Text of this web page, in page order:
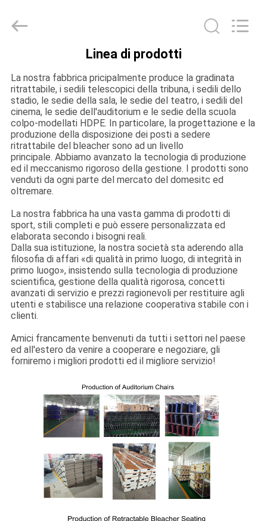
PRODOTTI
CIRCA
NOI
GIRO
DELLA
FABBRICA
CONTROLLO
DI
QUALITÀ
CONTATTICI
RICHIEDA
UNA
CITAZIONE
Chongqing
Reserved.
Linea di prodotti
La nostra fabbrica pricipalmente produce la gradinata
ritrattabile, i sedili telescopici della tribuna, i sedili dello
stadio, le sedie della sala, le sedie del teatro, i sedili del
cinema, le sedie dell'auditorium e le sedie della scuola
colpo-modellati HDPE. In particolare, la progettazione e la
produzione della disposizione dei posti a sedere
ritrattabile del bleacher sono ad un livello
principale. Abbiamo avanzato la tecnologia di produzione
ed il meccanismo rigoroso della gestione. I prodotti sono
venduti da ogni parte del mercato del domesitc ed
oltremare.
La nostra fabbrica ha una vasta gamma di prodotti di
sport, stili completi e può essere personalizzata ed
elaborata secondo i bisogni reali.
Dalla sua istituzione, la nostra società sta aderendo alla
filosofia di affari «di qualità in primo luogo, di integrità in
primo luogo», insistendo sulla tecnologia di produzione
scientifica, gestione della qualità rigorosa, concetti
avanzati di servizio e prezzi ragionevoli per restituire agli
utenti e stabilisce una relazione cooperativa stabile con i
clienti.
Amici francamente benvenuti da tutti i settori nel paese
ed all'estero da venire a cooperare e negoziare, gli
forniremo i migliori prodotti ed il migliore servizio!